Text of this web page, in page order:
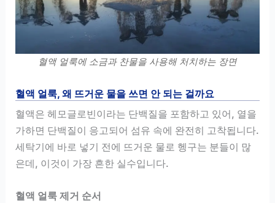
혈액 얼룩에 소금과 찬물을 사용해 처치하는 장면
혈액 얼룩, 왜 뜨거운 물을 쓰면 안 되는 걸까요
혈액은 헤모글로빈이라는 단백질을 포함하고 있어, 열을
가하면 단백질이 응고되어 섬유 속에 완전히 고착됩니다.
세탁기에 바로 넣기 전에 뜨거운 물로 헹구는 분들이 많
은데, 이것이 가장 흔한 실수입니다.
혈액 얼룩 제거 순서